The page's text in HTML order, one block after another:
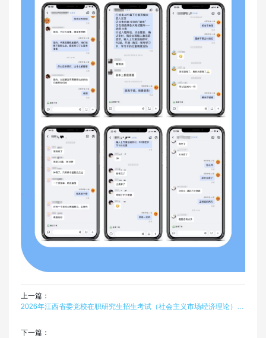
上一篇：
2026年江西省委党校在职研究生招生考试（社会主义市场经济理论）题库软件题引力
下一篇：